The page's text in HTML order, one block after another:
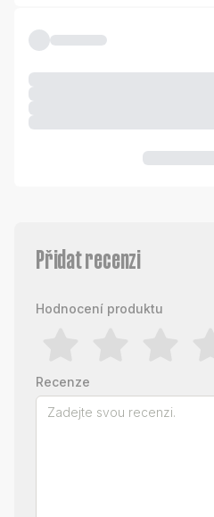
Přidat recenzi
Hodnocení produktu
Recenze